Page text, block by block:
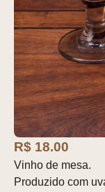
R$ 18.00
Vinho de mesa.
Produzido com